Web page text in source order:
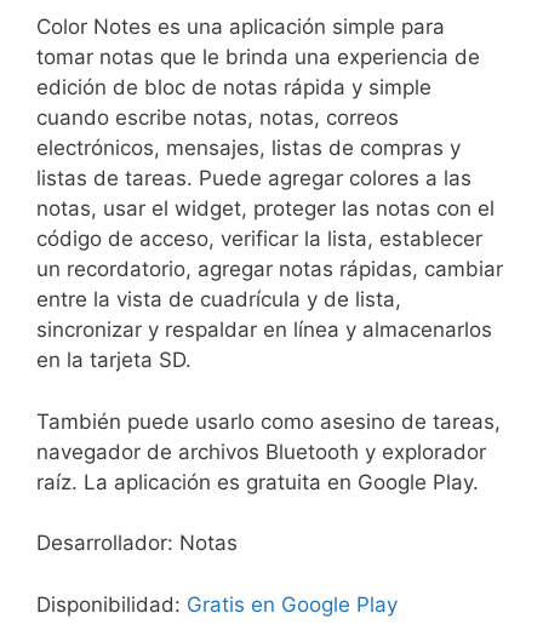
Color Notes es una aplicación simple para
tomar notas que le brinda una experiencia de
edición de bloc de notas rápida y simple
cuando escribe notas, notas, correos
electrónicos, mensajes, listas de compras y
listas de tareas. Puede agregar colores a las
notas, usar el widget, proteger las notas con el
código de acceso, verificar la lista, establecer
un recordatorio, agregar notas rápidas, cambiar
entre la vista de cuadrícula y de lista,
sincronizar y respaldar en línea y almacenarlos
en la tarjeta SD.
También puede usarlo como asesino de tareas,
navegador de archivos Bluetooth y explorador
raíz. La aplicación es gratuita en Google Play.
Desarrollador: Notas
Disponibilidad: Gratis en Google Play